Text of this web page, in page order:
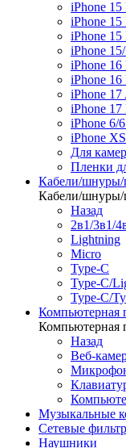
iPhone 15
iPhone 15
iPhone 15
iPhone
iPhone 16
iPhone 16
iPhone 17
iPhone 17
iPhone 6/
iPhone
Для
Пленки
Кабели/шнуры/
Кабели/шнуры/
Назад
2в1/3в1/
Lightning
Micro
Type-C
Type-C/
Type-C/
Компьютерная
Компьютерная
Назад
Веб-
Музыкальные
Сетевые
Наушники